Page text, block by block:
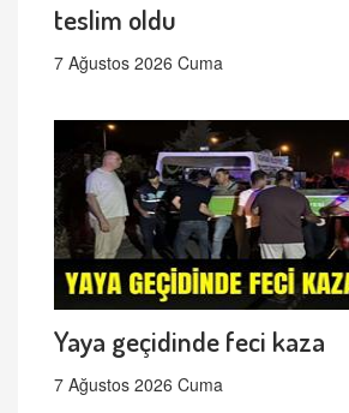
teslim oldu
7 Ağustos 2026 Cuma
Yaya geçidinde feci kaza
7 Ağustos 2026 Cuma